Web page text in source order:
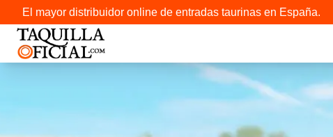
El mayor distribuidor online de entradas taurinas en España.